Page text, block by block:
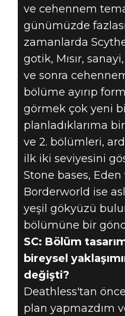
ve cehennem
günümüzde
zamanlarda
gotik, Mısır,
ve sonra
bölüme ayırıp
görmek çok yeni
planladıklarıma
ve 2. bölümleri,
ilk iki seviyesini
Stone bases,
Borderworld ise
yeşil gökyüzü
bölümüne bir
SC: Bölüm
bireysel
değişti?
Deathless'tan
plan yapmazdım